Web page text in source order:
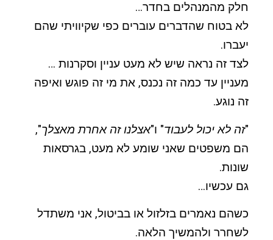
חלק מהמנהלים בחדר…
לא בטוח שהדברים עוברים כפי שקיוויתי שהם
יעברו.
לצד זה נראה שיש לא מעט עניין וסקרנות …
מעניין עד כמה זה נכנס, את מי זה פוגש ואיפה
זה נוגע.
"זה לא יכול לעבוד" ו"אצלנו זה אחרת מאצלך",
הם משפטים שאני שומע לא מעט, בגרסאות
שונות.
גם עכשיו…
כשהם נאמרים בזלזול או בביטול, אני משתדל
לשחרר ולהמשיך הלאה.